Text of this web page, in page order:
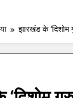
झारखंड के ‘दिशोम